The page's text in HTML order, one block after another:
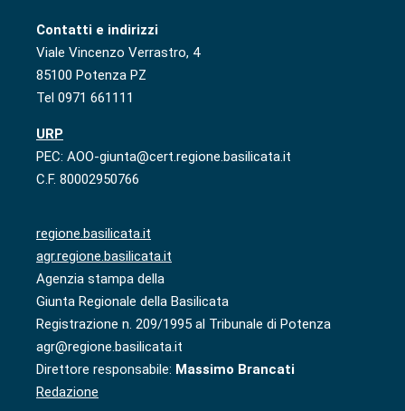
Contatti e indirizzi
Viale Vincenzo Verrastro, 4
85100 Potenza PZ
Tel 0971 661111
URP
PEC: AOO-giunta@cert.regione.basilicata.it
C.F. 80002950766
regione.basilicata.it
agr.regione.basilicata.it
Agenzia stampa della
Giunta Regionale della Basilicata
Registrazione n. 209/1995 al Tribunale di Potenza
agr@regione.basilicata.it
Direttore responsabile: Massimo Brancati
Redazione